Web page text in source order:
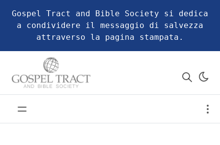
Gospel Tract and Bible Society si dedica
a condividere il messaggio di salvezza
attraverso la pagina stampata.